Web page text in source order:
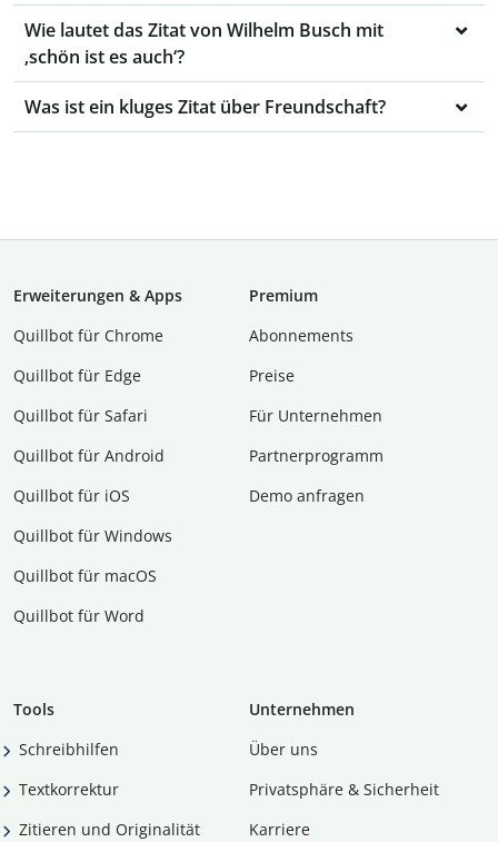
Wie lautet das Zitat von Wilhelm Busch mit
‚schön ist es auch‘?
Was ist ein kluges Zitat über Freundschaft?
Erweiterungen & Apps
Quillbot für Chrome
Quillbot für Edge
Quillbot für Safari
Quillbot für Android
Quillbot für iOS
Quillbot für Windows
Quillbot für macOS
Quillbot für Word
Premium
Abon­ne­ments
Preise
Für Unternehmen
Partnerprogramm
Demo anfragen
Tools
Schreibhilfen
Textkorrektur
Zitieren und Originalität
Unternehmen
Über uns
Privatsphäre & Sicherheit
Karriere